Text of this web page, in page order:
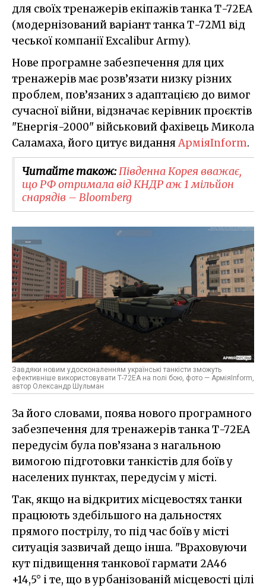
для своїх тренажерів екіпажів танка Т-72ЕА
(модернізований варіант танка Т-72М1 від
чеської компанії Excalibur Army).
Нове програмне забезпечення для цих
тренажерів має розв’язати низку різних
проблем, пов’язаних з адаптацією до вимог
сучасної війни, відзначає керівник проєктів
"Енергія-2000" військовий фахівець Микола
Саламаха, його цитує виданняАрміяInform.
Читайте також:Південна Корея вважає,
що РФ отримала від КНДР аж 1 мільйон
снарядів – Bloomberg
Завдяки новим удосконаленням українські танкісти зможуть
ефективніше використовувати Т-72ЕА на полі бою, фото — АрміяInform,
автор Олександр Шульман
За його словами, поява нового програмного
забезпечення для тренажерів танка Т-72ЕА
передусім була пов’язана з нагальною
вимогою підготовки танкістів для боїв у
населених пунктах, передусім у місті.
Так, якщо на відкритих місцевостях танки
працюють здебільшого на дальностях
прямого пострілу, то під час боїв у місті
ситуація зазвичай дещо інша. "Враховуючи
кут підвищення танкової гармати 2А46
+14,5° і те, що в урбанізованій місцевості цілі